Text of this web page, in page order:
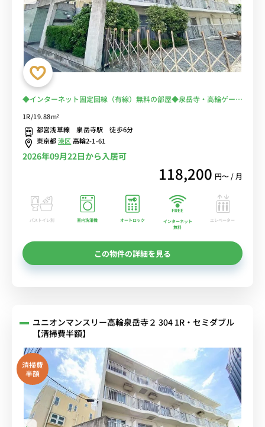
◆インターネット固定回線（有線）無料の部屋◆泉岳寺・高輪ゲート
分！
1R/19.88m²
都営浅草線 泉岳寺駅 徒歩6分
東京都港区高輪2-1-61
2026年09月22日から入居可
118,200 円〜 / 月
バストイレ別 室内洗濯機 オートロック
インターネット
無料
エレベーター
この物件の詳細を見る
ユニオンマンスリー高輪泉岳寺２ 304 1R・セミダブル
【清掃費半額】
清掃費
半額